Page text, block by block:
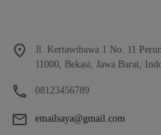
Jl. Kertawibawa 1 No. 11
11000, Bekasi, Jawa Barat,
08123456789
emailsaya@gmail.com